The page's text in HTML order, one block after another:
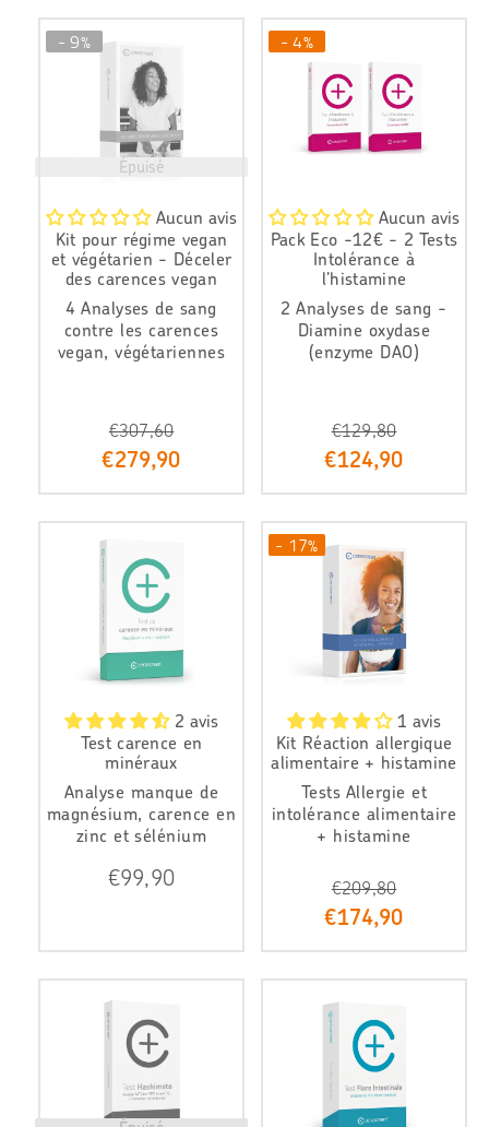
é
g
u
r
é
l
i
e
r
- 9%
Épuisé
Aucun avis
Kit pour régime vegan
et végétarien - Déceler
des carences vegan
4 Analyses de sang
contre les carences
vegan, végétariennes
€307,60
P
i
x
r
é
d
u
i
t
€279,90
- 4%
Aucun avis
Pack Eco -12€ - 2 Tests
Intolérance à
l’histamine
2 Analyses de sang -
Diamine oxydase
(enzyme DAO)
€129,80
P
i
x
r
é
d
u
t
€124,90
2 avis
Test carence en
minéraux
Analyse manque de
magnésium, carence en
zinc et sélénium
P
r
é
g
u
l
e
r
€99,90
- 17%
1 avis
Kit Réaction allergique
alimentaire + histamine
Tests Allergie et
intolérance alimentaire
+ histamine
€209,80
P
i
x
é
d
t
€174,90